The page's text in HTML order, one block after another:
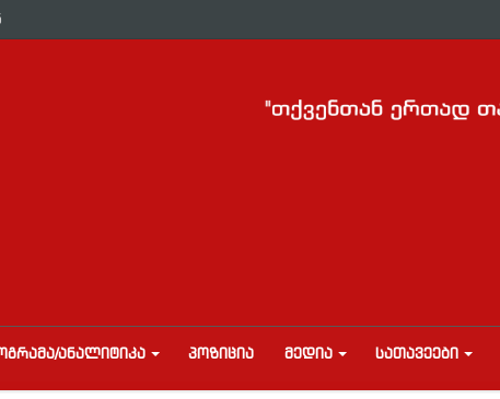
ᲐᲜᲐᲚᲘᲢᲘᲙᲐ ᲞᲝᲖᲘᲪᲘᲐ ᲛᲔᲓᲘᲐ ᲡᲐᲗᲐᲕᲔᲔᲑᲘ